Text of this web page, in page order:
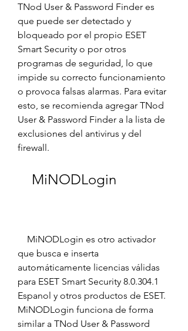
TNod User & Password Finder es
que puede ser detectado y
bloqueado por el propio ESET
Smart Security o por otros
programas de seguridad, lo que
impide su correcto funcionamiento
o provoca falsas alarmas. Para evitar
esto, se recomienda agregar TNod
User & Password Finder a la lista de
exclusiones del antivirus y del
firewall.
    MiNODLogin
que busca e inserta
automáticamente licencias válidas
para ESET Smart Security 8.0.304.1
Espanol y otros productos de ESET.
MiNODLogin funciona de forma
similar a TNod User & Password